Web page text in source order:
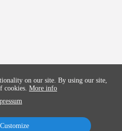
on our site. By using our site,
cookies. More info
Customize